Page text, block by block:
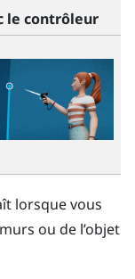
le contrôleur
lorsque vous
ou de l’objet